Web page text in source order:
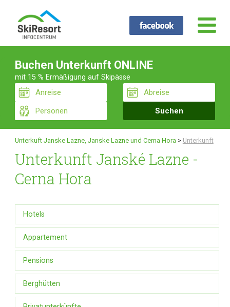
Buchen Unterkunft ONLINE
mit 15 % Ermäßigung auf Skipässe
Unterkuft Janske Lazne, Janske Lazne und Cerna Hora> Unterkunft
Unterkunft Janské Lazne -
Cerna Hora
Hotels
Appartement
Pensions
Berghütten